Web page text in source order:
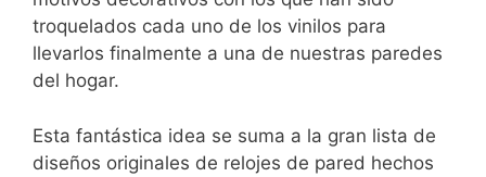
troquelados cada uno de los vinilos para
llevarlos finalmente a una de nuestras paredes
del hogar.
Esta fantástica idea se suma a la gran lista de
diseños originales de relojes de pared hechos